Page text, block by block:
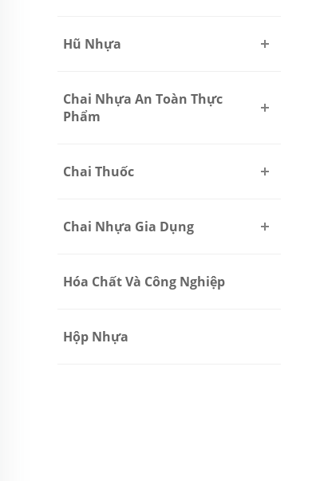
Hũ Nhựa
Chai Nhựa An Toàn Thực
Phẩm
Chai Thuốc
Chai Nhựa Gia Dụng
Hóa Chất Và Công Nghiệp
Hộp Nhựa